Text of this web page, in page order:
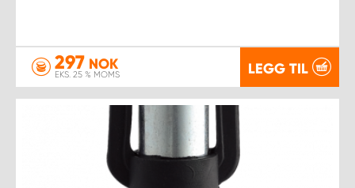
297 NOK
EKS. 25 % MOMS LEGG TIL